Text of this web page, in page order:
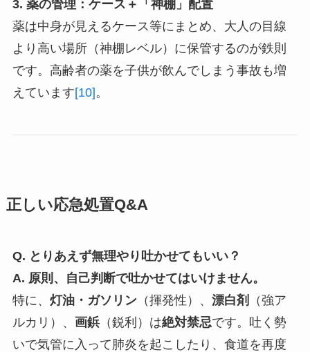
3. 薬の管理：ケース＋「神棚」配置
薬は中身が見えるケース等にまとめ、大人の目線
より高い場所（神棚レベル）に保管するのが鉄則
です。高齢者の薬を子供が飲んでしまう事故も増
えています[10]。
正しい応急処置Q&A
Q. とりあえず無理やり吐かせてもいい？
A. 原則、自己判断で吐かせてはいけません。
特に、 灯油・ガソリン（揮発性）、 漂白剤
（強ア
ルカリ）、 画鋲（鋭利）は絶対禁忌です。吐く勢
いで気管に入って肺炎を起こしたり、食道を再度